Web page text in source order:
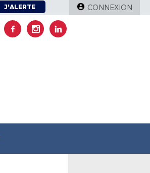
J'ALERTE CONNEXION